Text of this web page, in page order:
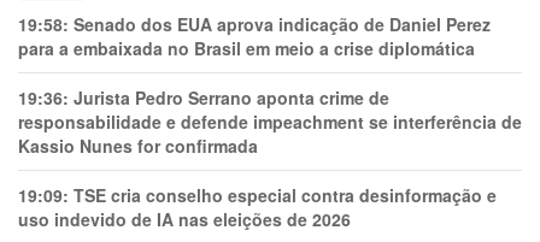
19:58: Senado dos EUA aprova indicação de Daniel Perez
para a embaixada no Brasil em meio a crise diplomática
19:36: Jurista Pedro Serrano aponta crime de
responsabilidade e defende impeachment se interferência de
Kassio Nunes for confirmada
19:09: TSE cria conselho especial contra desinformação e
uso indevido de IA nas eleições de 2026